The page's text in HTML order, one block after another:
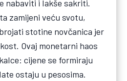
nabaviti i lakše sakriti.
zamijeni veću svotu,
stotine novčanica jer
Ovaj monetarni haos
cijene se formiraju
ostaju u pesosima.